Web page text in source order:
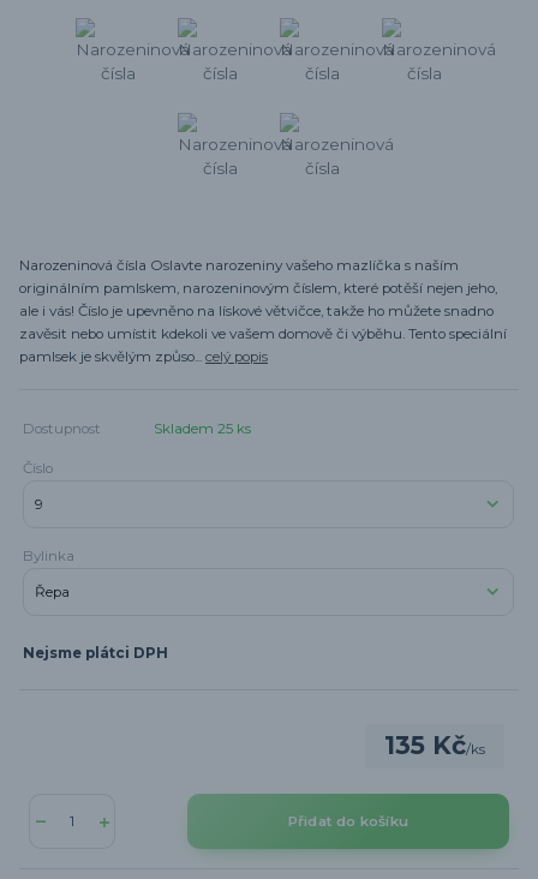
Narozeninová čísla Oslavte narozeniny vašeho mazlíčka s naším
originálním pamlskem, narozeninovým číslem, které potěší nejen jeho,
ale i vás! Číslo je upevněno na lískové větvičce, takže ho můžete snadno
zavěsit nebo umístit kdekoli ve vašem domově či výběhu. Tento speciální
pamlsek je skvělým způso... celý popis
Dostupnost Skladem 25 ks
Číslo
Bylinka
Nejsme plátci DPH
135 Kč/ks
Přidat do košíku